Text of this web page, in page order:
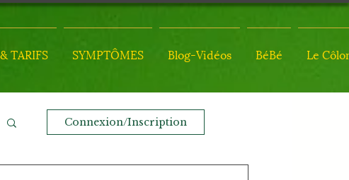
TARIFS SYMPTÔMES Blog-Vidéos BéBé Le
Connexion/Inscription